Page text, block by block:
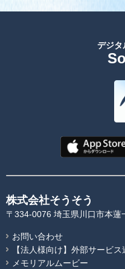
デジタ
株式会社そうそう
〒334-0076 埼玉県川口市本蓮
お問い合わせ
【法人様向け】外部サービス
メモリアルムービー